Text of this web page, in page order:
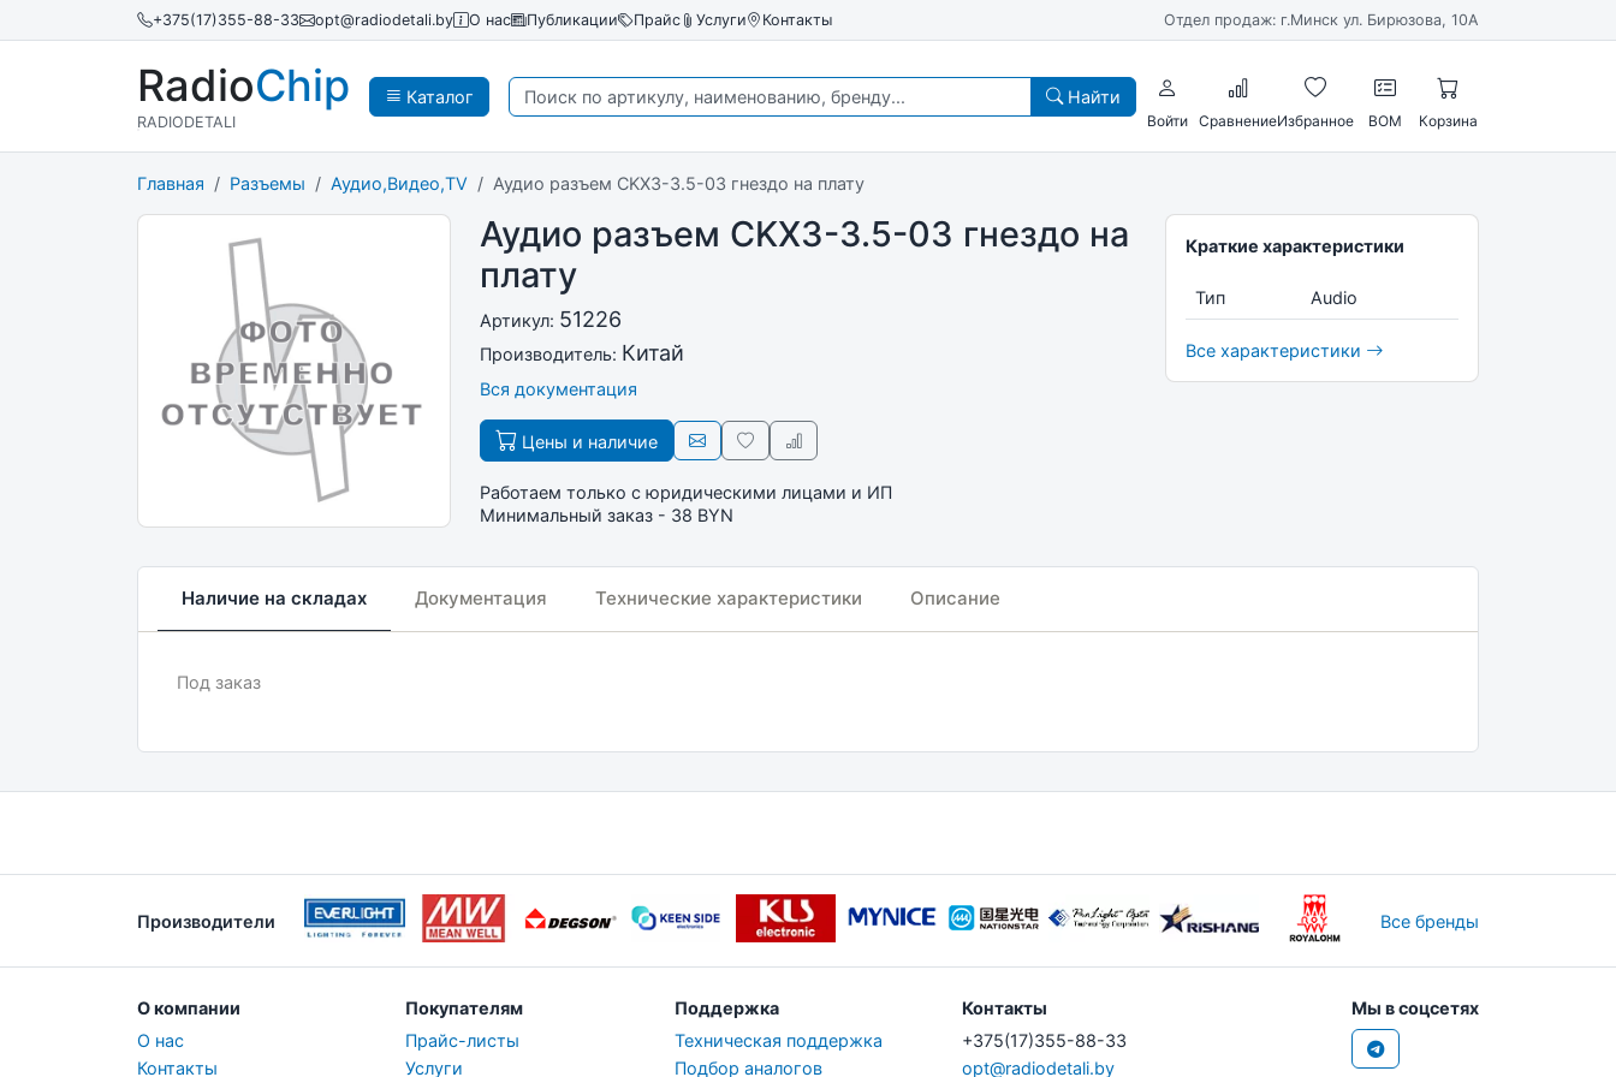
+375(17)355-88-33 opt@radiodetali.by О нас Публикации Прайс Услуги Контакты Отдел продаж: г.Минск ул. Бирюзова, 10А
Каталог
RadioChip
RADIODETALI
Найти
Войти СравнениеИзбранное BOM Корзина
Главная Разъемы Аудио,Видео,TV Аудио разъем CKX3-3.5-03 гнездо на плату
Аудио разъем CKX3-3.5-03 гнездо на
плату
Артикул: 51226
Производитель: Китай
Вся документация
Цены и наличие
Работаем только с юридическими лицами и ИП
Минимальный заказ - 38 BYN
Краткие характеристики
Тип Audio
Все характеристики
Наличие на складах Документация Технические характеристики Описание
Под заказ
Производители Все бренды
О компании
О нас
Контакты
Покупателям
Прайс-листы
Услуги
Поддержка
Техническая поддержка
Подбор аналогов
Контакты
+375(17)355-88-33
opt@radiodetali.by
Мы в соцсетях